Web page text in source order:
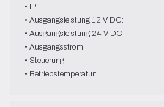
• IP:
• Ausgangsleistung 12 V DC:
• Ausgangsleistung 24 V DC
• Ausgangsstrom:
• Steuerung:
• Betriebstemperatur: